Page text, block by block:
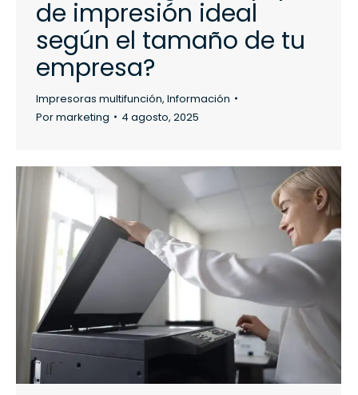
de impresión ideal
según el tamaño de tu
empresa?
Impresoras multifunción, Información
Pormarketing 4 agosto, 2025